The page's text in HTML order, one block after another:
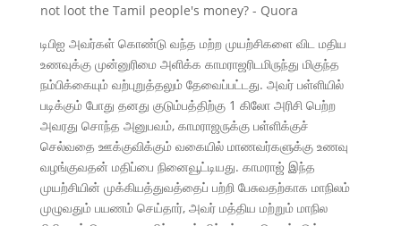
டிபிஐ அவர்கள் கொண்டு வந்த மற்ற முயற்சிகளை விட மதிய
உணவுக்கு முன்னுரிமை அளிக்க காமராஜரிடமிருந்து மிகுந்த
நம்பிக்கையும் வற்புறுத்தலும் தேவைப்பட்டது. அவர் பள்ளியில்
படிக்கும் போது தனது குடும்பத்திற்கு 1 கிலோ அரிசி பெற்ற
அவரது சொந்த அனுபவம், காமராஜருக்கு பள்ளிக்குச்
செல்வதை ஊக்குவிக்கும் வகையில் மாணவர்களுக்கு உணவு
வழங்குவதன் மதிப்பை நினைவூட்டியது. காமராஜ் இந்த
முயற்சியின் முக்கியத்துவத்தைப் பற்றி பேசுவதற்காக மாநிலம்
முழுவதும் பயணம் செய்தார், அவர் மத்திய மற்றும் மாநில